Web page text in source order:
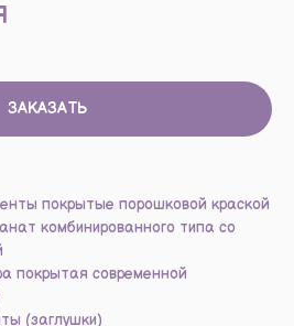
ЗАКАЗАТЬ
покрытые порошковой краской
комбинированного типа со
покрытая современной
(заглушки)